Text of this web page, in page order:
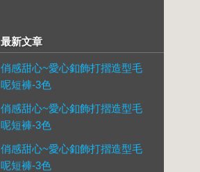
最新文章
俏感甜心~愛心釦飾打摺造型毛
呢短褲-3色
俏感甜心~愛心釦飾打摺造型毛
呢短褲-3色
俏感甜心~愛心釦飾打摺造型毛
呢短褲-3色